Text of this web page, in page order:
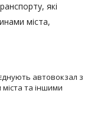
які
міста,
автовокзал з
та іншими